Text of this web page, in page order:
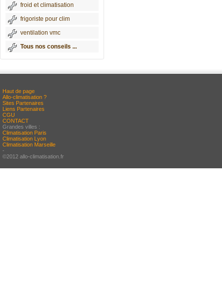
froid et climatisation
frigoriste pour clim
ventilation vmc
Tous nos conseils ...
Haut de page
Allo-climatisation ?
Sites Partenaires
Liens Partenaires
CGU
CONTACT
Grandes villes :
Climatisation Paris
Climatisation Lyon
Climatisation Marseille
-
©2012 allo-climatisation.fr